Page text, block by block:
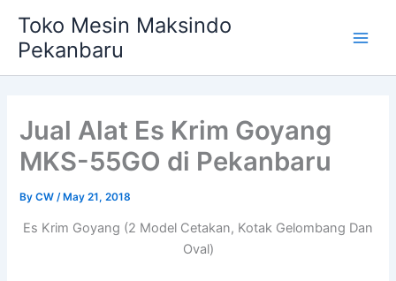
content
Toko Mesin Maksindo
Pekanbaru
Jual Alat Es Krim Goyang
MKS-55GO di Pekanbaru
ByCW/ May 21, 2018
Es Krim Goyang (2 Model Cetakan, Kotak Gelombang Dan
Oval)